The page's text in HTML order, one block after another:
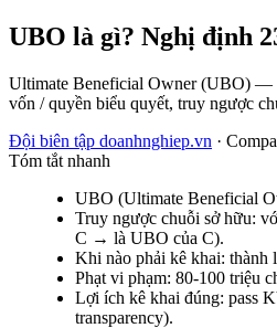
UBO là gì? Nghị định
Ultimate Beneficial Owner (UBO) —
vốn / quyền biểu quyết, truy ngược
Đội biên tập doanhnghiep.vn ·
Tóm tắt nhanh
UBO (Ultimate Beneficial
Truy ngược chuỗi sở hữu:
C → là UBO của C).
Khi nào phải kê khai:
Phạt vi phạm: 80-100 triệu
Lợi ích kê khai đúng: pass
transparency).